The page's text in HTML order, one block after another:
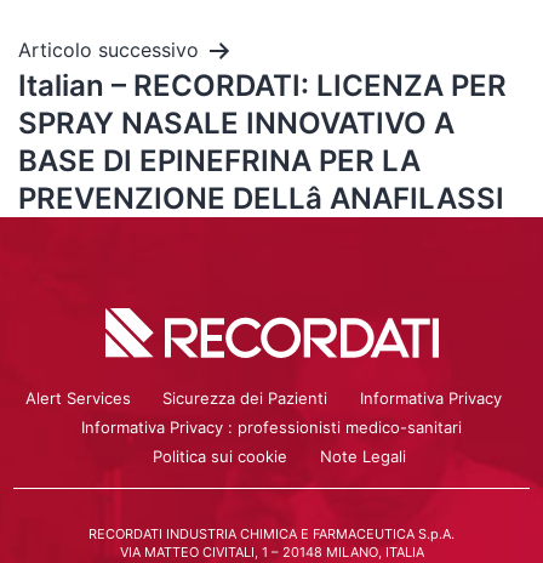
Articolo successivo
Italian – RECORDATI: LICENZA PER
SPRAY NASALE INNOVATIVO A
BASE DI EPINEFRINA PER LA
PREVENZIONE DELLâ ANAFILASSI
Alert Services Sicurezza dei Pazienti
Informativa Privacy
Informativa Privacy : professionisti medico-sanitari
Politica sui cookie
Note Legali
RECORDATI INDUSTRIA CHIMICA E FARMACEUTICA S.p.A.
VIA MATTEO CIVITALI, 1 – 20148 MILANO, ITALIA